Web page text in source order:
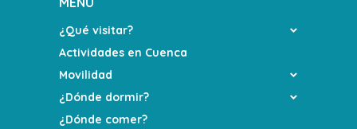
¿Qué visitar?
Actividades en Cuenca
Movilidad
¿Dónde dormir?
¿Dónde comer?